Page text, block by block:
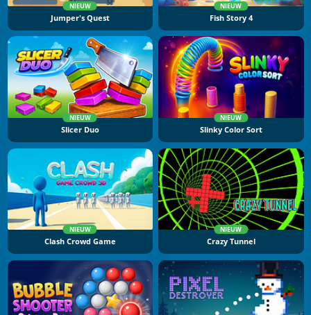
NIEUW
Jumper's Quest
NIEUW
Fish Story 4
NIEUW
Slicer Duo
NIEUW
Slinky Color Sort
NIEUW
Clash Crowd Game
NIEUW
Crazy Tunnel